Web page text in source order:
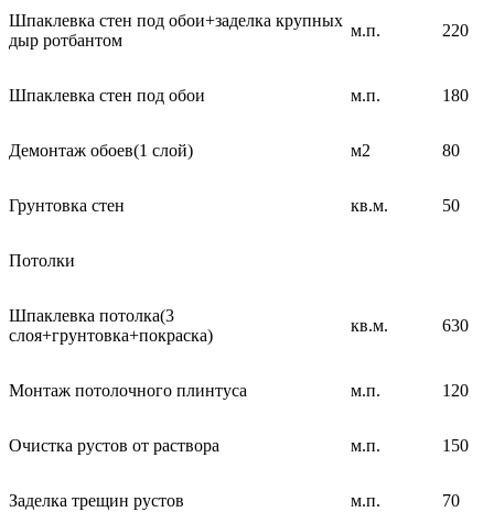
Шпаклевка стен под обои+заделка крупных
дыр ротбантом
м.п. 220
Шпаклевка стен под обои м.п. 180
Демонтаж обоев(1 слой) м2 80
Грунтовка стен кв.м. 50
Потолки
Шпаклевка потолка(3
слоя+грунтовка+покраска)
кв.м. 630
Монтаж потолочного плинтуса м.п. 120
Очистка рустов от раствора м.п. 150
Заделка трещин рустов м.п. 70